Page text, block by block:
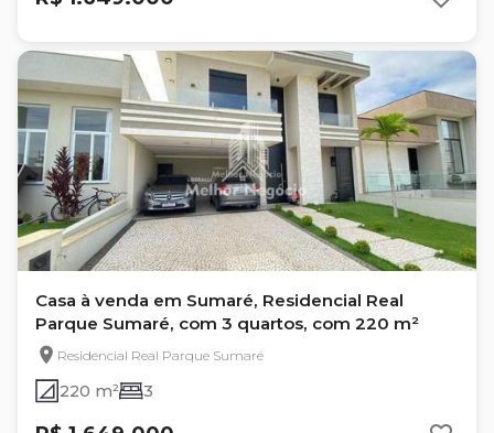
Casa à venda em Sumaré, Residencial Real
Parque Sumaré, com 3 quartos, com 220 m²
Residencial Real Parque Sumaré
220 m² 3